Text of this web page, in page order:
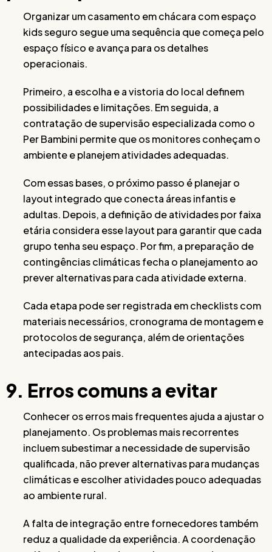
Organizar um casamento em chácara com espaço
kids seguro segue uma sequência que começa pelo
espaço físico e avança para os detalhes
operacionais.
Primeiro, a escolha e a vistoria do local definem
possibilidades e limitações. Em seguida, a
contratação de supervisão especializada como o
Per Bambini permite que os monitores conheçam o
ambiente e planejem atividades adequadas.
Com essas bases, o próximo passo é planejar o
layout integrado que conecta áreas infantis e
adultas. Depois, a definição de atividades por faixa
etária considera esse layout para garantir que cada
grupo tenha seu espaço. Por fim, a preparação de
contingências climáticas fecha o planejamento ao
prever alternativas para cada atividade externa.
Cada etapa pode ser registrada em checklists com
materiais necessários, cronograma de montagem e
protocolos de segurança, além de orientações
antecipadas aos pais.
9. Erros comuns a evitar
Conhecer os erros mais frequentes ajuda a ajustar o
planejamento. Os problemas mais recorrentes
incluem subestimar a necessidade de supervisão
qualificada, não prever alternativas para mudanças
climáticas e escolher atividades pouco adequadas
ao ambiente rural.
A falta de integração entre fornecedores também
reduz a qualidade da experiência. A coordenação